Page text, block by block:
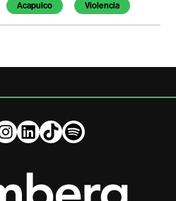
Acapulco Violencia